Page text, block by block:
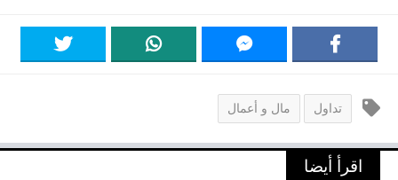
تداول مال و أعمال
اقرأ أيضا